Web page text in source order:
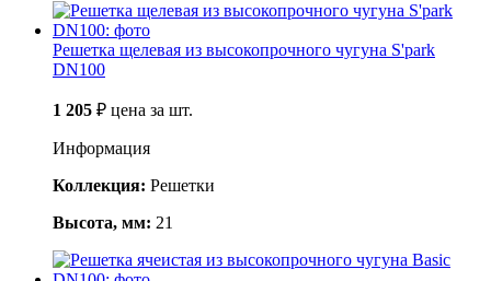
Решетка щелевая из высокопрочного чугуна S'рark
DN100
1 205 ₽ цена за шт.
Информация
Коллекция: Решетки
Высота, мм: 21